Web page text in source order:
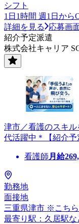
シフト
1日1時間 週1日から
詳細を見る
応募画
紹介予定派遣
株式会社キャリア
津市／看護のスキ
代活躍中＊【紹介予
看護師 月給
勤務地
面接地
三重県津市 ※こちら
最寄り駅：久居駅な